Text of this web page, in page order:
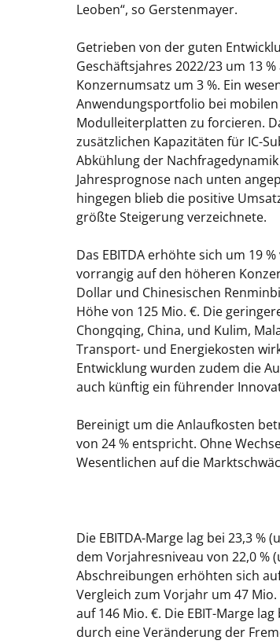
Leoben“, so Gerstenmayer.
Getrieben von der guten
Geschäftsjahres 2022/23 um 13
Konzernumsatz um 3 %. Ein
Anwendungsportfolio bei
Modulleiterplatten zu forcieren.
zusätzlichen Kapazitäten für IC-
Abkühlung der
Jahresprognose nach unten
hingegen blieb die positive
größte Steigerung verzeichnete.
Das EBITDA erhöhte sich um 19
vorrangig auf den höheren
Dollar und Chinesischen
Höhe von 125 Mio. €. Die
Chongqing, China, und Kulim,
Transport- und Energiekosten
Entwicklung wurden zudem die
auch künftig ein führender
Bereinigt um die Anlaufkosten
von 24 % entspricht. Ohne
Wesentlichen auf die
Die EBITDA-Marge lag bei 23,3
dem Vorjahresniveau von 22,0 %
Abschreibungen erhöhten sich
Vergleich zum Vorjahr um 47 Mio.
auf 146 Mio. €. Die EBIT-Marge
durch eine Veränderung der